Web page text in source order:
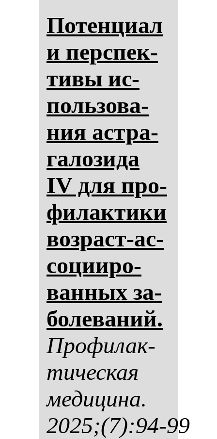
По­тен­ци­ал
и пер­спек­
ти­вы ис­
поль­зо­ва­
ния ас­тра­
га­ло­зи­да
IV для про­
фи­лак­ти­ки
воз­раст-ас­
со­ци­иро­
ван­ных за­
бо­ле­ва­ний.
Про­фи­лак­
ти­чес­кая
ме­ди­ци­на.
2025;(7):94-99